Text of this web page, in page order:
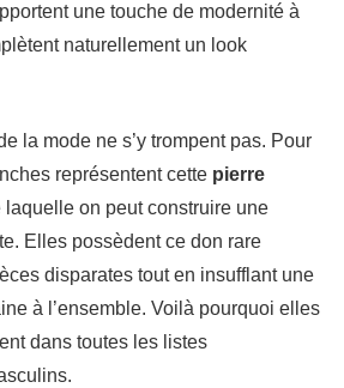
une touche de modernité à
naturellement un look
la mode ne s’y trompent pas. Pour
représentent cette pierre
laquelle on peut construire une
Elles possèdent ce don rare
disparates tout en insufflant une
à l’ensemble. Voilà pourquoi elles
dans toutes les listes